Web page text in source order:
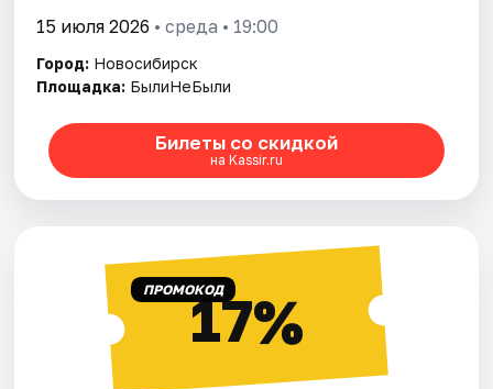
Артисты
Рейтинги
15 июля 2026 • среда • 19:00
Город: Новосибирск
Площадка: БылиНеБыли
Билеты со скидкой
на Kassir.ru
ПРОМОКОД17%